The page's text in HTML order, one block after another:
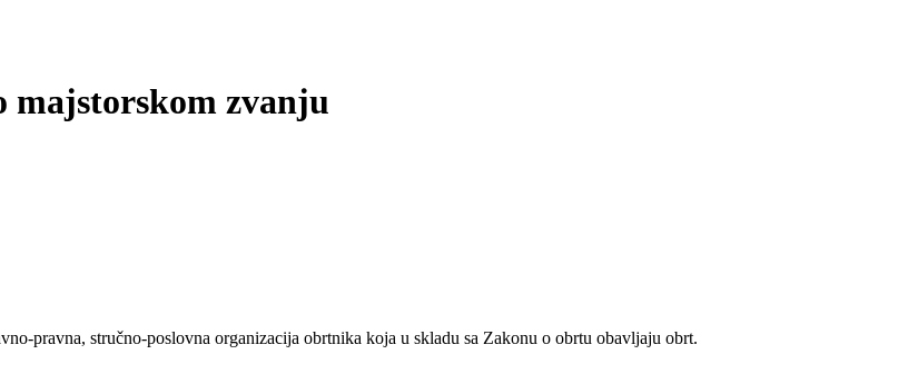
zvanju
pravna, stručno-poslovna organizacija obrtnika koja u skladu sa Zakonu o obrtu obavljaju obrt.